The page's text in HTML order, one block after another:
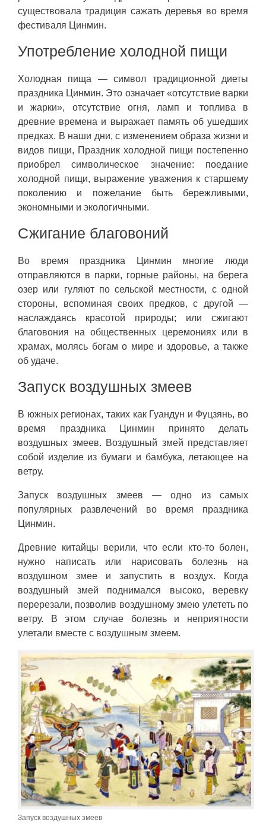
существовала традиция сажать деревья во время
фестиваля Цинмин.
Употребление холодной пищи
Холодная пища — символ традиционной диеты
праздника Цинмин. Это означает «отсутствие варки
и жарки», отсутствие огня, ламп и топлива в
древние времена и выражает память об ушедших
предках. В наши дни, с изменением образа жизни и
видов пищи, Праздник холодной пищи постепенно
приобрел символическое значение: поедание
холодной пищи, выражение уважения к старшему
поколению и пожелание быть бережливыми,
экономными и экологичными.
Сжигание благовоний
Во время праздника Цинмин многие люди
отправляются в парки, горные районы, на берега
озер или гуляют по сельской местности, с одной
стороны, вспоминая своих предков, с другой —
наслаждаясь красотой природы; или сжигают
благовония на общественных церемониях или в
храмах, молясь богам о мире и здоровье, а также
об удаче.
Запуск воздушных змеев
В южных регионах, таких как Гуандун и Фуцзянь, во
время праздника Цинмин принято делать
воздушных змеев. Воздушный змей представляет
собой изделие из бумаги и бамбука, летающее на
ветру.
Запуск воздушных змеев — одно из самых
популярных развлечений во время праздника
Цинмин.
Древние китайцы верили, что если кто-то болен,
нужно написать или нарисовать болезнь на
воздушном змее и запустить в воздух. Когда
воздушный змей поднимался высоко, веревку
перерезали, позволив воздушному змею улететь по
ветру. В этом случае болезнь и неприятности
улетали вместе с воздушным змеем.
Запуск воздушных змеев